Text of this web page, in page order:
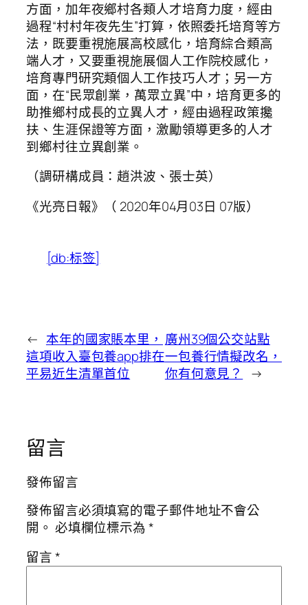
方面，加年夜鄉村各類人才培育力度，經由
過程“村村年夜先生”打算，依照委托培育等方
法，既要重視施展高校感化，培育綜合類高
端人才，又要重視施展個人工作院校感化，
培育專門研究類個人工作技巧人才；另一方
面，在“民眾創業，萬眾立異”中，培育更多的
助推鄉村成長的立異人才，經由過程政策攙
扶、生涯保證等方面，激勵領導更多的人才
到鄉村往立異創業。
（調研構成員：趙洪波、張士英）
《光亮日報》（ 2020年04月03日 07版）
[db:标签]
← 本年的國家賬本里，
這項收入臺包養app排在
平易近生清單首位
廣州39個公交站點
一包養行情擬改名，
你有何意見？
→
留言
發佈留言
發佈留言必須填寫的電子郵件地址不會公
開。 必填欄位標示為*
留言*